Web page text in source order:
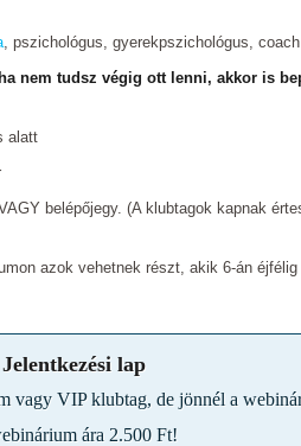
, pszichológus, gyerekpszichológus, coach
nem tudsz végig ott lenni, akkor is
alatt
belépőjegy. (A klubtagok kapnak
azok vehetnek részt, akik 6-án
Jelentkezési lap
vagy VIP klubtag, de jönnél a
ára 2.500 Ft!